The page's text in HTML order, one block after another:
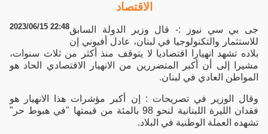
الاقتصاد
2023/06/15 22:48جى بي سي نيوز :- قال وزير الدولة السابق
للاستثمار والتكنولوجيا في لبنان، عادل أفيوني إن
بلاده تشهد انهيارا اقتصاديا لا يتوقف منذ أكثر من ثلاث سنوات،
مشيرا إلى أن أكبر المتضررين من الانهيار الاقتصادي الحاد هو
المواطن العادي في لبنان.
وقال الوزير في تصريحات : إن أكبر مؤشرات هذا الانهيار هو
فقدان الليرة اللبنانية لنحو 98 بالمئة من قيمتها "في هبوط حر"
تشهده العملة الوطنية في البلاد.